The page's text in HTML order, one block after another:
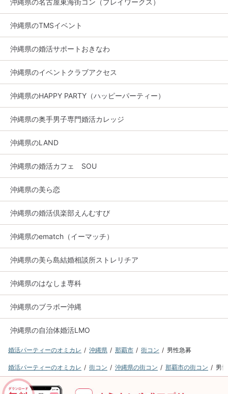
沖縄県のTMSイベント
沖縄県の婚活サポートおきなわ
沖縄県のイベントクラブアクセス
沖縄県のHAPPY PARTY（ハッピーパーティー）
沖縄県の奥手男子専門婚活カレッジ
沖縄県のLAND
沖縄県の婚活カフェ SOU
沖縄県の美ら恋
沖縄県の婚活倶楽部えんむすび
沖縄県のematch（イーマッチ）
沖縄県の美ら島結婚相談所ストレリチア
沖縄県のはなしま専科
沖縄県のブラボー沖縄
沖縄県の自治体婚活LMO
婚活パーティーのオミカレ 沖縄県 那覇市 街コン 男性急募
婚活パーティーのオミカレ 街コン 沖縄県の街コン 那覇市の街コン 男